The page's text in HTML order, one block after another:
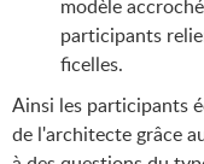
modèle
participants
ficelles.
Ainsi les participants
de l'architecte grâce